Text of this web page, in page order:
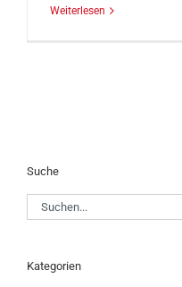
Weiterlesen
Suche
Suche
nach:
Kategorien